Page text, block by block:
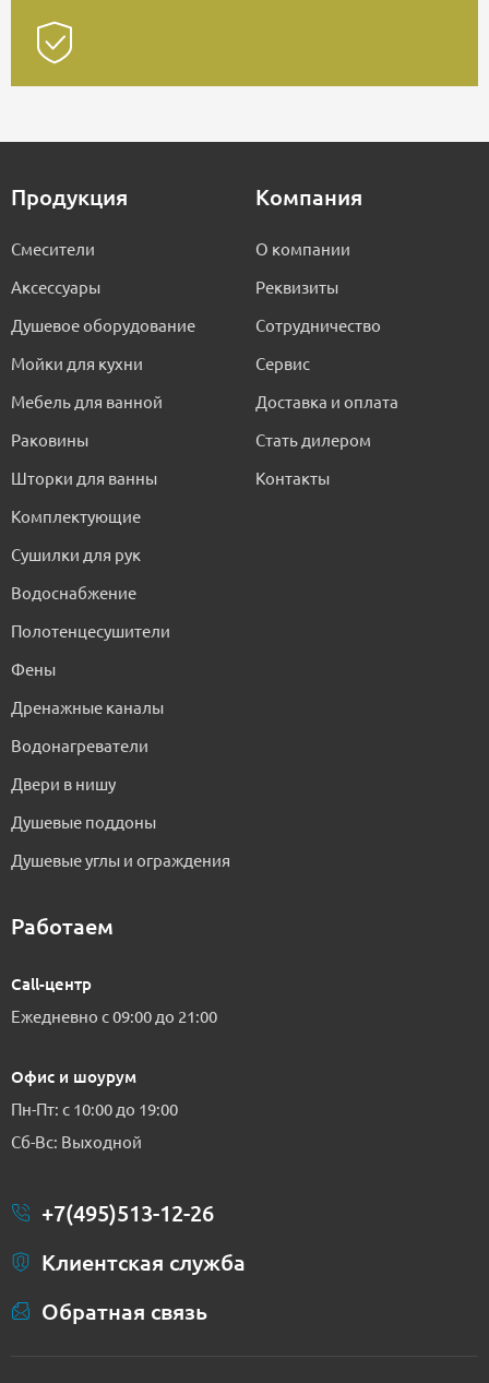
Продукция
Смесители
Аксессуары
Душевое оборудование
Мойки для кухни
Мебель для ванной
Раковины
Шторки для ванны
Комплектующие
Сушилки для рук
Водоснабжение
Полотенцесушители
Фены
Дренажные каналы
Водонагреватели
Двери в нишу
Душевые поддоны
Душевые углы и ограждения
Компания
О компании
Реквизиты
Сотрудничество
Сервис
Доставка и оплата
Стать дилером
Контакты
Работаем
Call-центр
Ежедневно с 09:00 до 21:00
Офис и шоурум
Пн-Пт: с 10:00 до 19:00
Сб-Вс: Выходной
+7(495)513-12-26
Клиентская служба
Обратная связь